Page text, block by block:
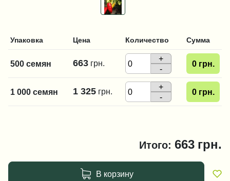
Упаковка Цена Количество Сумма
500 семян 663 грн.
+
-
0 грн.
1 000 семян 1 325 грн.
+
-
0 грн.
Итого: 663 грн.
В корзину